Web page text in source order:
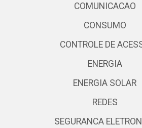
COMUNICACAO
CONSUMO
CONTROLE DE
ENERGIA
ENERGIA SOLAR
REDES
SEGURANCA